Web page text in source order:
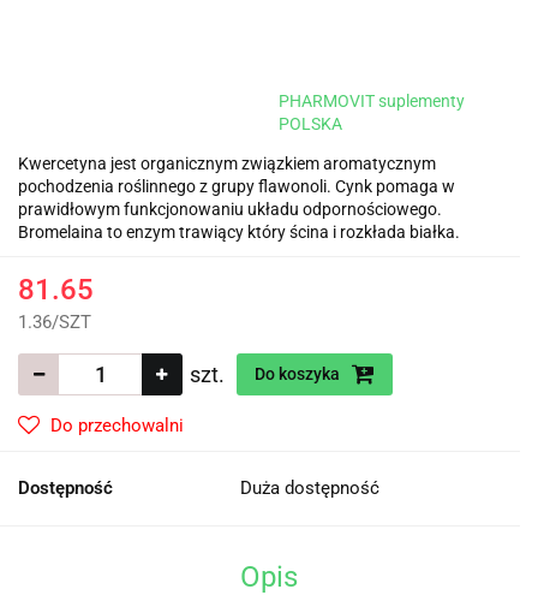
PHARMOVIT suplementy
POLSKA
Kwercetyna jest organicznym związkiem aromatycznym
pochodzenia roślinnego z grupy flawonoli. Cynk pomaga w
prawidłowym funkcjonowaniu układu odpornościowego.
Bromelaina to enzym trawiący który ścina i rozkłada białka.
81.65
1.36/SZT
szt. Do koszyka
Do przechowalni
Dostępność Duża dostępność
Opis